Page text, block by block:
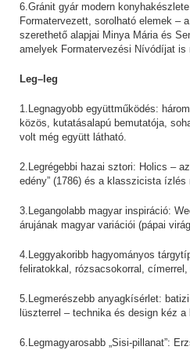
6.Gránit gyár modern
Formatervezett, sorolható elemek –
szerethető alapjai Minya Mária és
amelyek Formatervezési Nívódíjat is
Leg–leg
1.Legnagyobb együttműködés:
közös, kutatásalapú bemutatója,
volt még együtt látható.
2.Legrégebbi hazai sztori: Holics –
edény” (1786) és a klasszicista ízlés
3.Legangolabb magyar inspiráció:
árujának magyar variációi (pápai
4.Leggyakoribb hagyományos
feliratokkal, rózsacsokorral, címerrel,
5.Legmerészebb anyagkísérlet:
lüszterrel – technika és design kéz a
6.Legmagyarosabb „Sisi-pillanat”: